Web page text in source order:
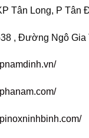
Tân Long, P Tân
, Đường Ngô